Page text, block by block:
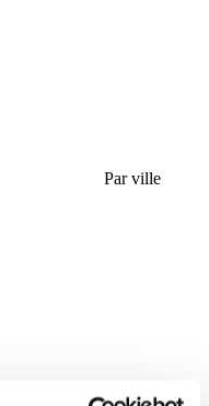
Par ville